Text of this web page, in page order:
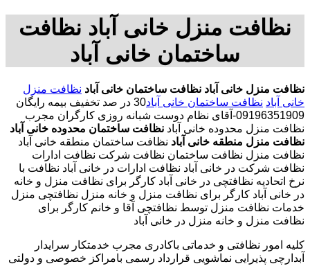
نظافت منزل خانی آباد نظافت
ساختمان خانی آباد
نظافت منزل خانی آباد نظافت ساختمان خانی آباد نظافت منزل
خانی آباد نظافت ساختمان خانی آباد
30 در صد تخفیف بیمه رایگان
09196351909-آقای نظام دوست شبانه روزی کارگران مجرب
نظافت منزل محدوده خانی آباد نظافت ساختمان محدوده خانی آباد
نظافت منزل منطقه خانی آباد نظافت ساختمان منطقه خانی آباد
نظافت منزل نظافت ساختمان نظافت شرکت نظافت ادارات
نظافت شرکت در خانی آباد نظافت ادارات در خانی آباد نظافت با
نرخ اتحادیه نظافتچی در خانی آباد کارگر برای نظافت منزل و خانه
در خانی آباد کارگر برای نظافت منزل و خانه منزل نظافتچی منزل
خدمات نظافت منزل توسط نظافتچی آقا و خانم کارگر برای
نظافت منزل و خانه منزل در خانی آباد
کلیه امور نظافتی و خدماتی باکادری مجرب خدمتکار سرایدار
آبدارچی پذیرایی نماشویی قرارداد رسمی بامراکز خصوصی و دولتی